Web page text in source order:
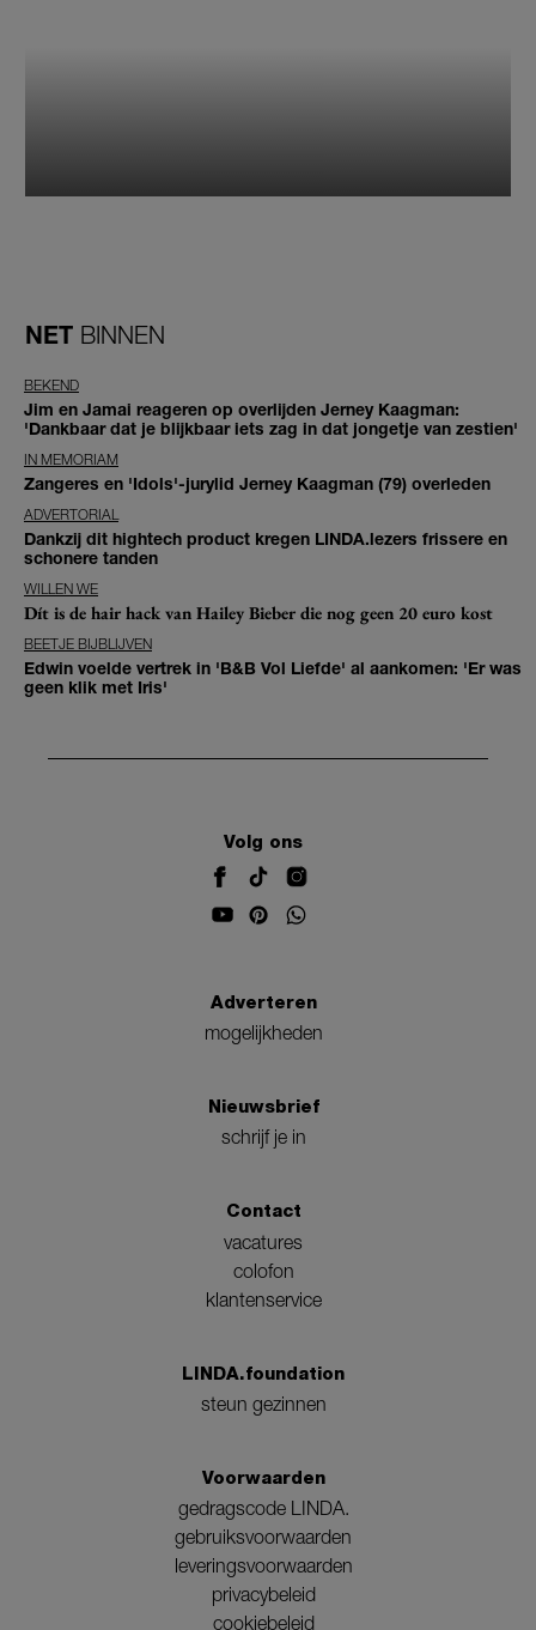
NET BINNEN
BEKEND
Jim en Jamai reageren op overlijden Jerney Kaagman:
'Dankbaar dat je blijkbaar iets zag in dat jongetje van zestien'
IN MEMORIAM
Zangeres en 'Idols'-jurylid Jerney Kaagman (79) overleden
ADVERTORIAL
Dankzij dit hightech product kregen LINDA.lezers frissere en
schonere tanden
WILLEN WE
Dít is de hair hack van Hailey Bieber die nog geen 20 euro kost
BEETJE BIJBLIJVEN
Edwin voelde vertrek in 'B&B Vol Liefde' al aankomen: 'Er was
geen klik met Iris'
Volg ons
Adverteren
mogelijkheden
Nieuwsbrief
schrijf je in
Contact
vacatures
colofon
klantenservice
LINDA.foundation
steun gezinnen
Voorwaarden
gedragscode LINDA.
gebruiksvoorwaarden
leveringsvoorwaarden
privacybeleid
cookiebeleid